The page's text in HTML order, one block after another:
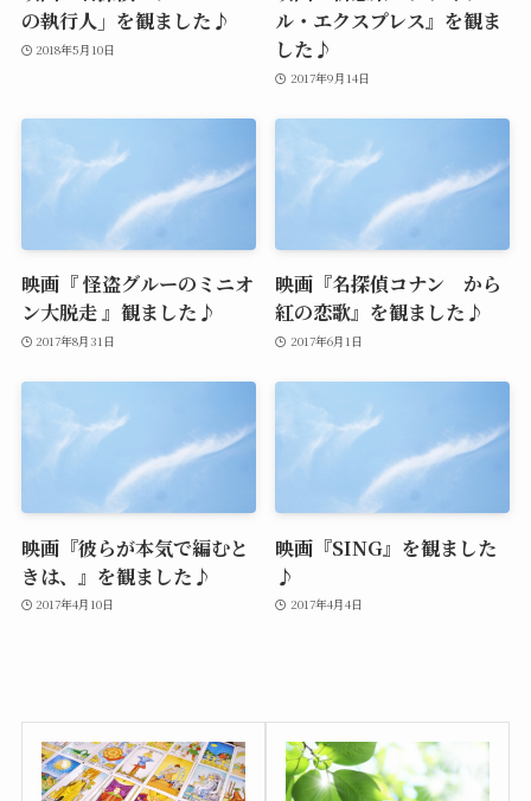
の執行人」を観ました♪
2018年5月10日
ル・エクスプレス』を観ま
した♪
2017年9月14日
映画『 怪盗グルーのミニオ
ン大脱走 』観ました♪
2017年8月31日
映画『名探偵コナン から
紅の恋歌』を観ました♪
2017年6月1日
映画『彼らが本気で編むと
きは、』を観ました♪
2017年4月10日
映画『SING』を観ました
♪
2017年4月4日